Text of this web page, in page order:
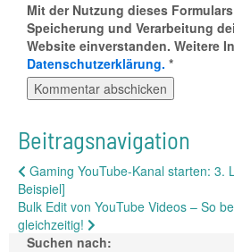
Mit der Nutzung dieses
Speicherung und Verarbeitung
Website einverstanden. Weitere
Datenschutzerklärung. *
Beitragsnavigation
Gaming YouTube-Kanal starten: 3.
Beispiel]
Bulk Edit von YouTube Videos – So
gleichzeitig!
Suchen nach: